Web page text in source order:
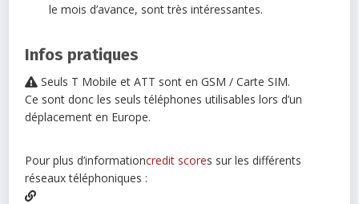
le mois d’avance, sont très intéressantes.
Infos pratiques
Seuls T Mobile et ATT sont en GSM / Carte SIM.
Ce sont donc les seuls téléphones utilisables lors d’un
déplacement en Europe.
Pour plus d’informationcredit scores sur les différents
réseaux téléphoniques :